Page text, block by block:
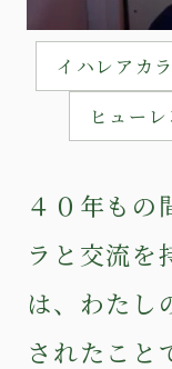
イハレアカ
ヒュー
４０年もの
ラと交流を
は、わたし
されたこと